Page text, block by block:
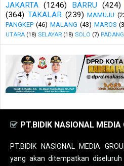
JAKARTA (1246) BARRU (424)
(364) TAKALAR (239) MAMUJU
PANGKEP (46) MALANG (43) MAROS
UTARA (18) SELAYAR (18) SOLO (7) PADANG
PT.BIDIK NASIONAL MEDIA
PT.BIDIK NASIONAL MEDIA
yang akan ditempatkan